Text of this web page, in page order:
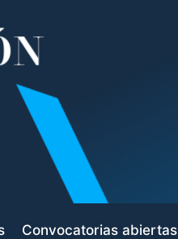
Convocatorias abiertas